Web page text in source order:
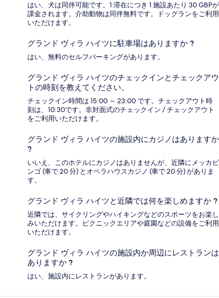
はい、犬は同伴可能です。1 滞在につき 1 施設あたり 30 GBPが
課金されます。介助動物は同伴無料です。ドッグランをご利用
いただけます。
グランド ヴィラ ハイツに駐車場はありますか ?
はい、無料のセルフパーキングがあります。
グランド ヴィラ ハイツのチェックインとチェックアウ
トの時刻を教えてください。
チェックイン時間は 15:00 ～ 23:00 です。チェックアウト時
刻は、10:30です。非対面式のチェックイン / チェックアウト
をご利用いただけます。
グランド ヴィラ ハイツの施設内にカジノはありますか
?
いいえ、このホテルにカジノはありませんが、近隣にメッカビ
ンゴ (車で 20 分) とオペラハウスカジノ (車で 20 分) がありま
す。
グランド ヴィラ ハイツと近隣では何を楽しめますか ?
近隣では、サイクリングやハイキングなどのスポーツをお楽し
みいただけます。ピクニックエリアや庭園などの設備をご利用
いただけます。
グランド ヴィラ ハイツの施設内か周辺にレストランは
ありますか ?
はい、施設内にレストランがあります。